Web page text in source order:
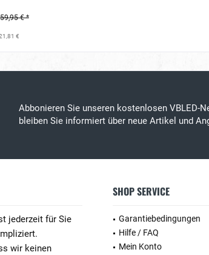
59,95 € *
€
Abbonieren Sie unseren kostenlosen VBLED-
bleiben Sie informiert über neue Artikel und
jederzeit für Sie
wir keinen
SHOP SERVICE
Garantiebedingungen
Hilfe / FAQ
Mein Konto